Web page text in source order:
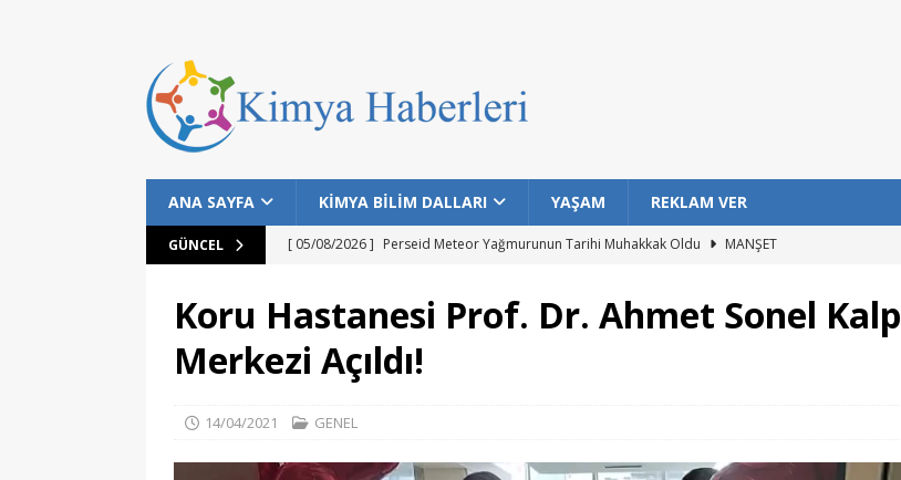
ANA SAYFA KİMYA BİLİM DALLARI YAŞAM REKLAM VER
GÜNCEL [ 05/08/2026 ] Perseid Meteor Yağmurunun Tarihi Muhakkak Oldu
MANŞET
[ 25/07/2026 ] NASA Datalarıyla Hayat Barındırma İhtimali En Yüksek 7 Gezegen Açıklandı
MANŞET
MANŞET
[ 05/08/2026 ]
Gökyüzü Meraklıları Topuklu Yaylası’nda Buluşuyor MANŞET
Koru Hastanesi Prof. Dr. Ahmet Sonel Kalp
Merkezi Açıldı!
14/04/2021 GENEL